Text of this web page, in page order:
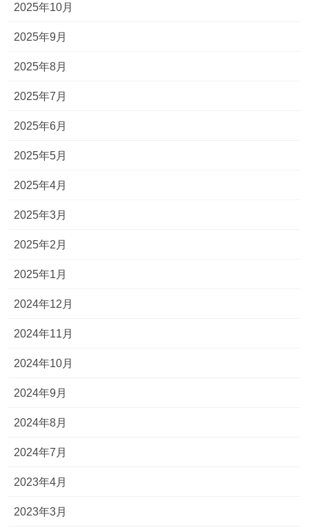
2025年10月
2025年9月
2025年8月
2025年7月
2025年6月
2025年5月
2025年4月
2025年3月
2025年2月
2025年1月
2024年12月
2024年11月
2024年10月
2024年9月
2024年8月
2024年7月
2023年4月
2023年3月